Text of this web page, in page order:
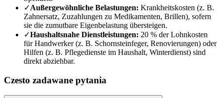
✓Außergewöhnliche Belastungen: Krankheitskosten (z. B.
Zahnersatz, Zuzahlungen zu Medikamenten, Brillen), sofern
sie die zumutbare Eigenbelastung übersteigen.
✓Haushaltsnahe Dienstleistungen: 20 % der Lohnkosten
für Handwerker (z. B. Schornsteinfeger, Renovierungen) oder
Hilfen (z. B. Pflegedienste im Haushalt, Winterdienst) sind
direkt abziehbar.
Czesto zadawane pytania